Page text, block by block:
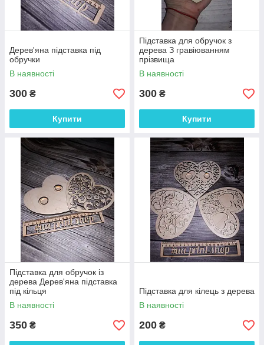
Дерев'яна підставка під
обручки
В наявності
300 ₴
Купити
Підставка для обручок з
дерева З гравіюванням
прізвища
В наявності
300 ₴
Купити
Підставка для обручок із
дерева Дерев'яна підставка
під кільця
В наявності
350 ₴
Підставка для кілець з дерева
В наявності
200 ₴